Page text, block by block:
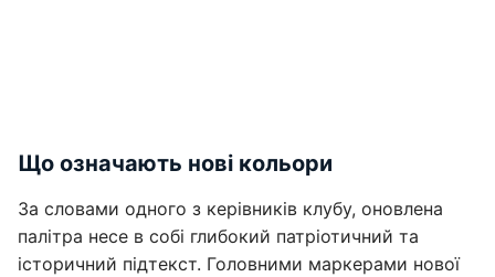
Що означають нові кольори
За словами одного з керівників клубу, оновлена
палітра несе в собі глибокий патріотичний та
історичний підтекст. Головними маркерами нової